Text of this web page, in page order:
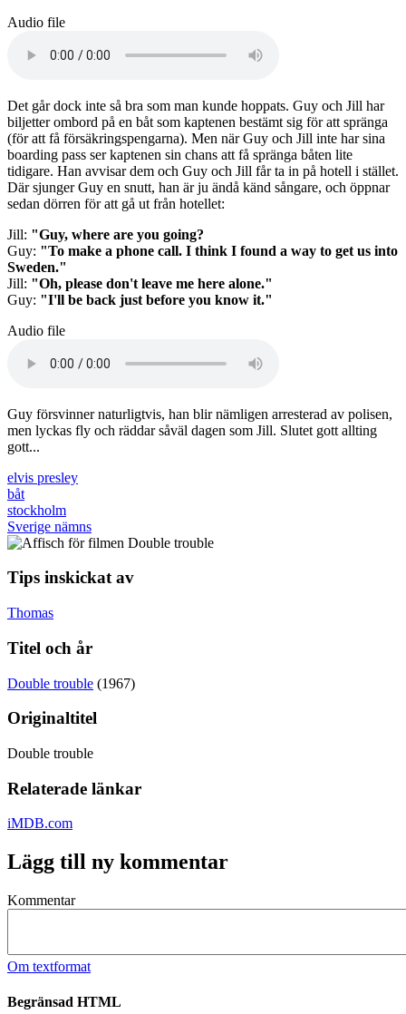
Audio file
Det går dock inte så bra som man kunde hoppats. Guy och Jill har
biljetter ombord på en båt som kaptenen bestämt sig för att spränga
(för att få försäkringspengarna). Men när Guy och Jill inte har sina
boarding pass ser kaptenen sin chans att få spränga båten lite
tidigare. Han avvisar dem och Guy och Jill får ta in på hotell i stället.
Där sjunger Guy en snutt, han är ju ändå känd sångare, och öppnar
sedan dörren för att gå ut från hotellet:
Jill: "Guy, where are you going?
Guy: "To make a phone call. I think I found a way to get us into
Sweden."
Jill: "Oh, please don't leave me here alone."
Guy: "I'll be back just before you know it."
Audio file
Guy försvinner naturligtvis, han blir nämligen arresterad av polisen,
men lyckas fly och räddar såväl dagen som Jill. Slutet gott allting
gott...
elvis presley
båt
stockholm
Sverige nämns
Tips inskickat av
Thomas
Titel och år
Double trouble (1967)
Originaltitel
Double trouble
Relaterade länkar
iMDB.com
Lägg till ny kommentar
Kommentar
Om textformat
Begränsad HTML